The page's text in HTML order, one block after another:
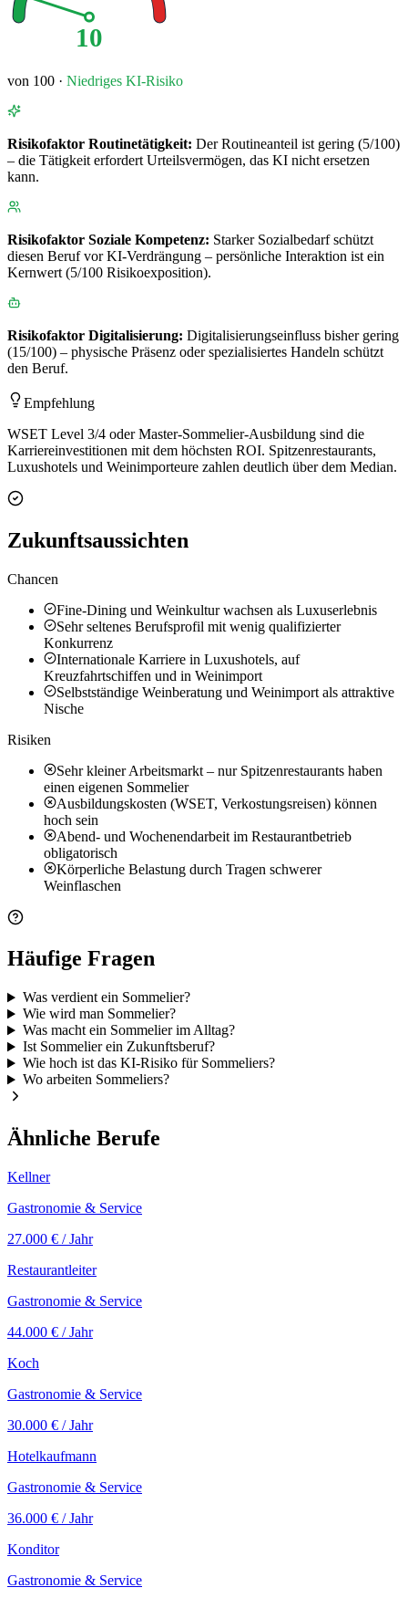
10
von 100 · Niedriges KI-Risiko
Risikofaktor Routinetätigkeit: Der Routineanteil ist gering (5/100)
– die Tätigkeit erfordert Urteilsvermögen, das KI nicht ersetzen
kann.
Risikofaktor Soziale Kompetenz: Starker Sozialbedarf schützt
diesen Beruf vor KI-Verdrängung – persönliche Interaktion ist ein
Kernwert (5/100 Risikoexposition).
Risikofaktor Digitalisierung: Digitalisierungseinfluss bisher gering
(15/100) – physische Präsenz oder spezialisiertes Handeln schützt
den Beruf.
Empfehlung
WSET Level 3/4 oder Master-Sommelier-Ausbildung sind die
Karriereinvestitionen mit dem höchsten ROI. Spitzenrestaurants,
Luxushotels und Weinimporteure zahlen deutlich über dem Median.
Zukunftsaussichten
Chancen
Fine-Dining und Weinkultur wachsen als Luxuserlebnis
Sehr seltenes Berufsprofil mit wenig qualifizierter
Konkurrenz
Internationale Karriere in Luxushotels, auf
Kreuzfahrtschiffen und in Weinimport
Selbstständige Weinberatung und Weinimport als attraktive
Nische
Risiken
Sehr kleiner Arbeitsmarkt – nur Spitzenrestaurants haben
einen eigenen Sommelier
Ausbildungskosten (WSET, Verkostungsreisen) können
hoch sein
Abend- und Wochenendarbeit im Restaurantbetrieb
obligatorisch
Körperliche Belastung durch Tragen schwerer
Weinflaschen
Häufige Fragen
Was verdient ein Sommelier?
Wie wird man Sommelier?
Was macht ein Sommelier im Alltag?
Ist Sommelier ein Zukunftsberuf?
Wie hoch ist das KI-Risiko für Sommeliers?
Wo arbeiten Sommeliers?
Ähnliche Berufe
Kellner
Gastronomie & Service
27.000 € / Jahr
Restaurantleiter
Gastronomie & Service
44.000 € / Jahr
Koch
Gastronomie & Service
30.000 € / Jahr
Hotelkaufmann
Gastronomie & Service
36.000 € / Jahr
Konditor
Gastronomie & Service